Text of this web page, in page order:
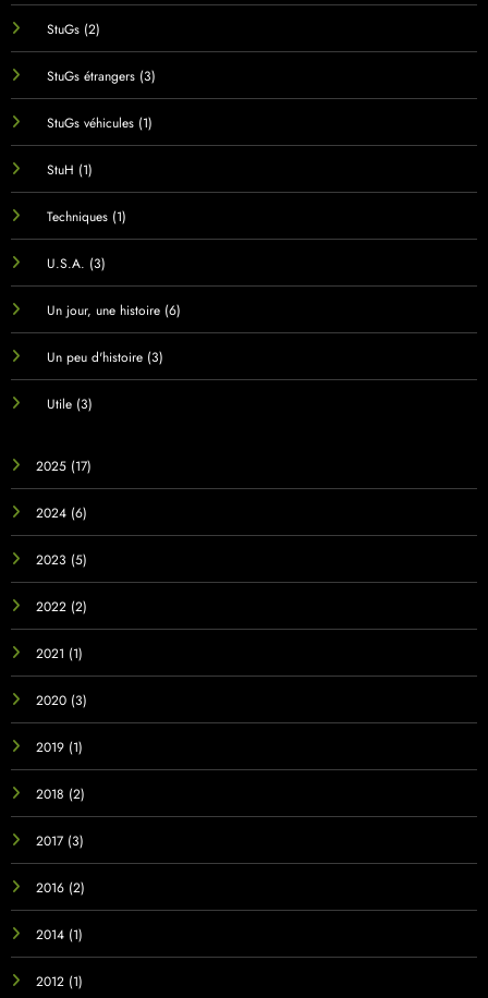
StuGs(2)
StuGs étrangers(3)
StuGs véhicules(1)
StuH (1)
Techniques(1)
U.S.A. (3)
Un jour, une histoire(6)
Un peu d'histoire(3)
Utile(3)
2025 (17)
2024 (6)
2023 (5)
2022 (2)
2021 (1)
2020 (3)
2019 (1)
2018 (2)
2017 (3)
2016 (2)
2014 (1)
2012 (1)